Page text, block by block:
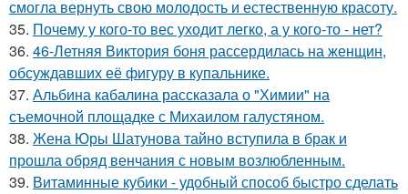
смогла вернуть свою молодость и естественную красоту.
35. Почему у кого-то вес уходит легко, а у кого-то - нет?
36. 46-Летняя Виктория боня рассердилась на женщин,
обсуждавших её фигуру в купальнике.
37. Альбина кабалина рассказала о "Химии" на
съемочной площадке с Михаилом галустяном.
38. Жена Юры Шатунова тайно вступила в брак и
прошла обряд венчания с новым возлюбленным.
39. Витаминные кубики - удобный способ быстро сделать